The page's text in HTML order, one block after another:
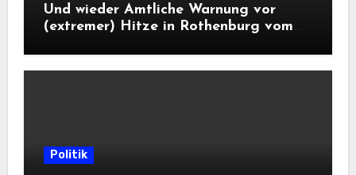
Und wieder Amtliche Warnung vor
(extremer) Hitze in Rothenburg vom
Politik